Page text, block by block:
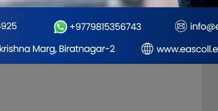
शेरबहादुर देउवाले सरकारको शासकीय अराजकता
छ : सभापति थापा